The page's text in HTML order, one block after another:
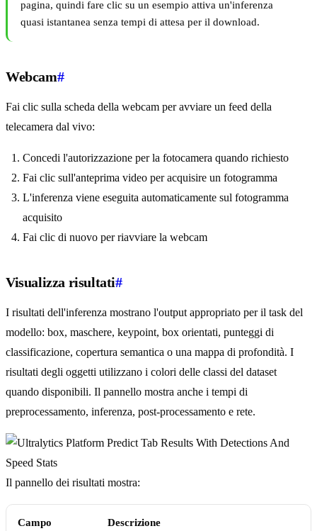
pagina, quindi fare clic su un esempio attiva un'inferenza
quasi istantanea senza tempi di attesa per il download.
Webcam#
Fai clic sulla scheda della webcam per avviare un feed della
telecamera dal vivo:
Concedi l'autorizzazione per la fotocamera quando richiesto
Fai clic sull'anteprima video per acquisire un fotogramma
L'inferenza viene eseguita automaticamente sul fotogramma
acquisito
Fai clic di nuovo per riavviare la webcam
Visualizza risultati#
I risultati dell'inferenza mostrano l'output appropriato per il task del
modello: box, maschere, keypoint, box orientati, punteggi di
classificazione, copertura semantica o una mappa di profondità. I
risultati degli oggetti utilizzano i colori delle classi del dataset
quando disponibili. Il pannello mostra anche i tempi di
preprocessamento, inferenza, post-processamento e rete.
Il pannello dei risultati mostra:
Campo Descrizione